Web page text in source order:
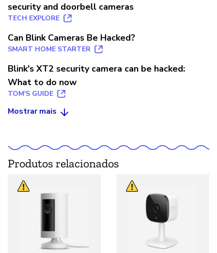
security and doorbell cameras
TECH EXPLORE
Can Blink Cameras Be Hacked?
SMART HOME STARTER
Blink's XT2 security camera can be hacked:
What to do now
TOM'S GUIDE
Mostrar mais
Produtos relacionados